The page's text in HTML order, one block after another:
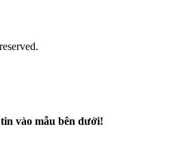
vào mẫu bên dưới!